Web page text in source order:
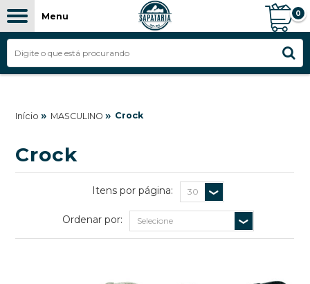
Menu 0
Início » MASCULINO » Crock
Crock
Itens por página:
Ordenar por: